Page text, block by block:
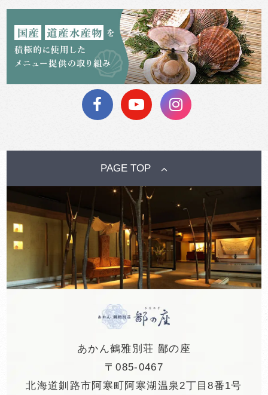
PAGE TOP
あかん鶴雅別荘 鄙の座
〒085-0467
北海道釧路市阿寒町阿寒湖温泉2丁目8番1号